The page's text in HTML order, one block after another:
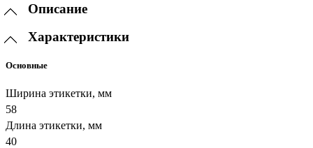
Описание
Характеристики
Основные
Ширина этикетки, мм
58
Длина этикетки, мм
40